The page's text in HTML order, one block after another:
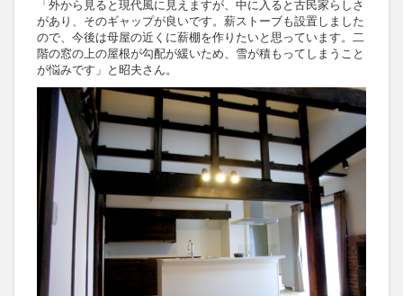
「外から見ると現代風に見えますが、中に入ると古民家らしさ
があり、そのギャップが良いです。薪ストーブも設置しました
ので、今後は母屋の近くに薪棚を作りたいと思っています。二
階の窓の上の屋根が勾配が緩いため、雪が積もってしまうこと
が悩みです」と昭夫さん。